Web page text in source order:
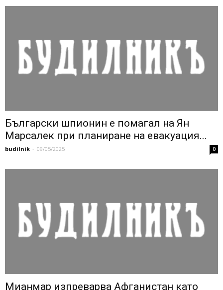
Български шпионин е помагал на Ян
Марсалек при планиране на евакуация...
budilnik - 09/05/2025 0
Мианмар изпреварва Афганистан като